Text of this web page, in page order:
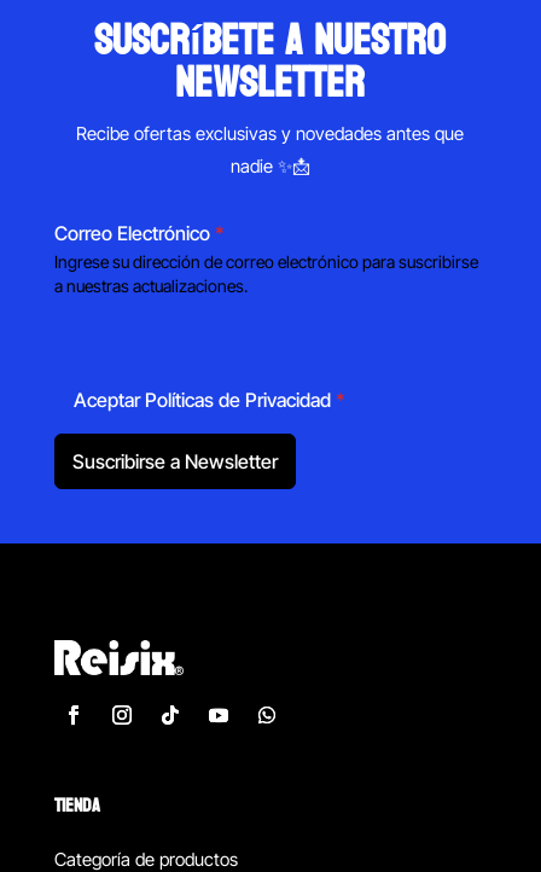
suscríbete a nuestro
newsletter
Recibe ofertas exclusivas y novedades antes que
nadie ✨📩
Correo Electrónico *
Ingrese su dirección de correo electrónico para suscribirse
a nuestras actualizaciones.
Aceptar Políticas de Privacidad *
Suscribirse a Newsletter
TIENDA
Categoría de productos